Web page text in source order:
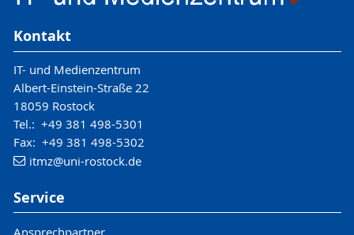
Kontakt
IT- und Medienzentrum
Albert-Einstein-Straße 22
18059 Rostock
Tel.: +49 381 498-5301
Fax: +49 381 498-5302
itmz@uni-rostock.de
Service